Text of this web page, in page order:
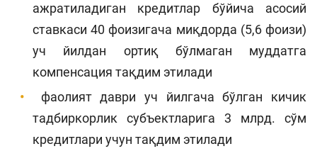
ажратиладиган кредитлар бўйича асосий
ставкаси 40 фоизигача миқдорда (5,6 фоизи)
уч йилдан ортиқ бўлмаган муддатга
компенсация тақдим этилади
фаолият даври уч йилгача бўлган кичик
тадбиркорлик субъектларига 3 млрд. сўм
кредитлари учун тақдим этилади